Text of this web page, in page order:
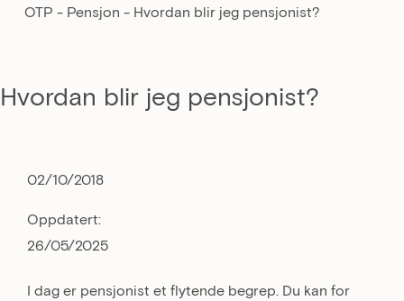
OTP - Pensjon - Hvordan blir jeg pensjonist?
Hvordan blir jeg pensjonist?
02/10/2018
Oppdatert:
26/05/2025
I dag er pensjonist et flytende begrep. Du kan for